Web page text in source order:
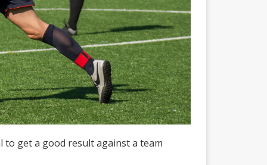
get a good result against a team